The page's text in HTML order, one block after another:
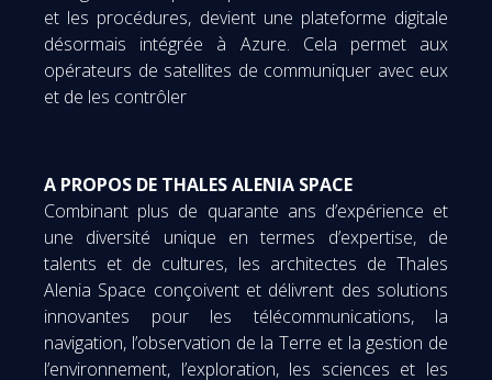
et les procédures, devient une plateforme digitale
désormais intégrée à Azure. Cela permet aux
opérateurs de satellites de communiquer avec eux
et de les contrôler
A PROPOS DE THALES ALENIA SPACE
Combinant plus de quarante ans d’expérience et
une diversité unique en termes d’expertise, de
talents et de cultures, les architectes de Thales
Alenia Space conçoivent et délivrent des solutions
innovantes pour les télécommunications, la
navigation, l’observation de la Terre et la gestion de
l’environnement, l’exploration, les sciences et les